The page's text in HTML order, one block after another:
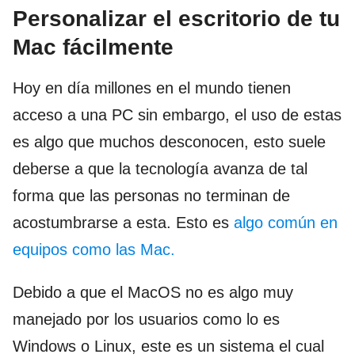
Personalizar el escritorio de tu
Mac fácilmente
Hoy en día millones en el mundo tienen
acceso a una PC sin embargo, el uso de estas
es algo que muchos desconocen, esto suele
deberse a que la tecnología avanza de tal
forma que las personas no terminan de
acostumbrarse a esta. Esto es algo común en
equipos como las Mac.
Debido a que el MacOS no es algo muy
manejado por los usuarios como lo es
Windows o Linux, este es un sistema el cual